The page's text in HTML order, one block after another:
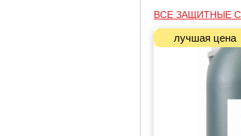
ВСЕ ЗАЩИТНЫЕ